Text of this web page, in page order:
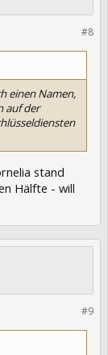
#8
einen Namen,
auf der
stand
Hälfte - will
#9